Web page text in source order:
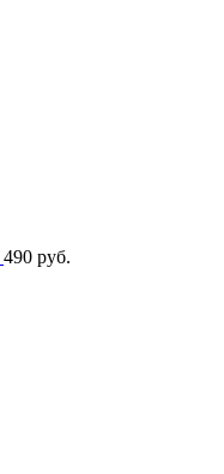
490 руб.